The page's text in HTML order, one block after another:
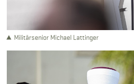
Militärsenior Michael Lattinger